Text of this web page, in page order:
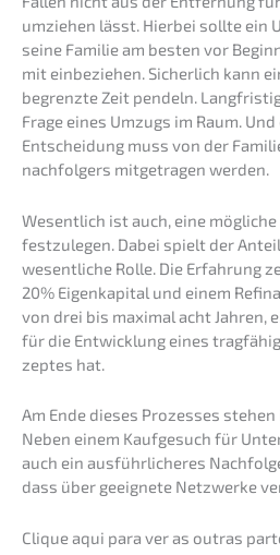
umzie­hen lässt. Hierbei sollte ein
seine Familie am besten vor
mit einbe­zie­hen. Sicher­lich kann
begrenz­te Zeit pendeln.
Frage eines Umzugs im Raum.
Entschei­dung muss von der
nach­fol­gers mitge­tra­gen werden.
Wesent­lich ist auch, eine
festzu­le­gen. Dabei spielt der
wesent­li­che Rolle. Die Erfah­rung
20% Eigen­ka­pi­tal und einem
von drei bis maximal acht Jahren,
für die Entwick­lung eines
zep­tes hat.
Am Ende dieses Prozes­ses
Neben einem Kaufge­such für
auch ein ausführ­li­che­res
dass über geeig­ne­te Netzwer­ke
Clique aqui para ver as outras